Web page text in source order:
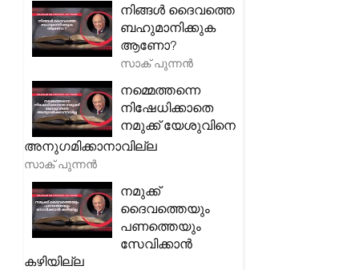
നിങ്ങൾ ദൈവത്തെ
ബഹുമാനിക്കുക
ആണോ?
സാക് പുന്നൻ
നമ്മെത്തന്നെ
നിഷേധിക്കാതെ
നമുക്ക് യേശുവിനെ
അനുഗമിക്കാനാവില്ല
സാക് പുന്നൻ
നമുക്ക്
ദൈവത്തെയും
പണത്തെയും
സേവിക്കാൻ
കഴിയില്ല